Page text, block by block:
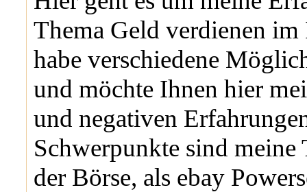
Thema Geld verdienen
habe verschiedene
und möchte Ihnen hier
und negativen
Schwerpunkte sind meine
der Börse, als ebay